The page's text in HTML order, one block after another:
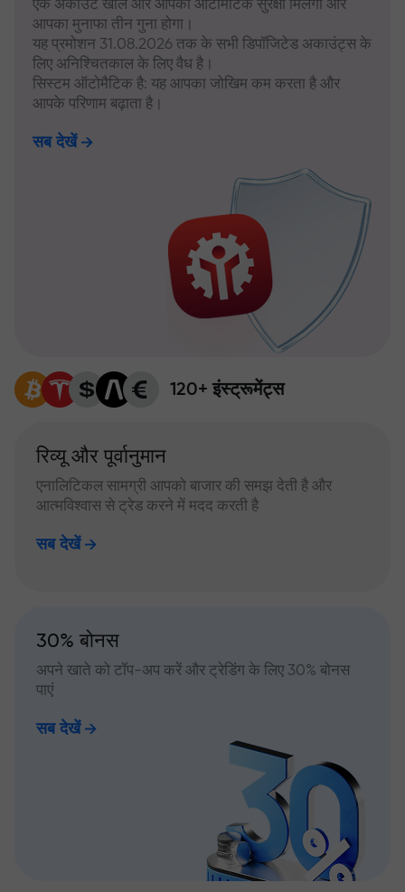
एक अकाउंट खोलें और आपको ऑटोमैटिक सुरक्षा मिलेगी और
आपका मुनाफा तीन गुना होगा।
यह प्रमोशन 31.08.2026 तक के सभी डिपॉजिटेड अकाउंट्स के
लिए अनिश्चितकाल के लिए वैध है।
सिस्टम ऑटोमैटिक है: यह आपका जोखिम कम करता है और
आपके परिणाम बढ़ाता है।
सब देखें
120+ इंस्ट्रूमेंट्स
रिव्यू और पूर्वानुमान
एनालिटिकल सामग्री आपको बाजार की समझ देती है और
आत्मविश्वास से ट्रेड करने में मदद करती है
सब देखें
30% बोनस
अपने खाते को टॉप-अप करें और ट्रेडिंग के लिए 30% बोनस
पाएं
सब देखें